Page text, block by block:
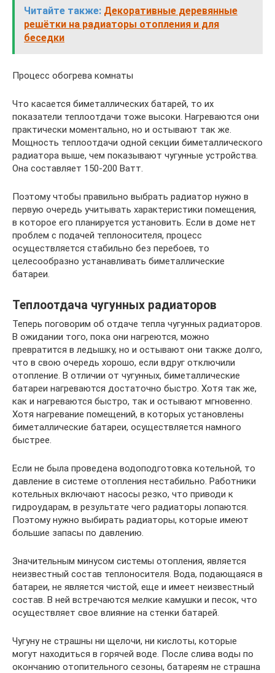
Читайте также: Декоративные деревянные
решётки на радиаторы отопления и для
беседки
Процесс обогрева комнаты
Что касается биметаллических батарей, то их
показатели теплоотдачи тоже высоки. Нагреваются они
практически моментально, но и остывают так же.
Мощность теплоотдачи одной секции биметаллического
радиатора выше, чем показывают чугунные устройства.
Она составляет 150-200 Ватт.
Поэтому чтобы правильно выбрать радиатор нужно в
первую очередь учитывать характеристики помещения,
в которое его планируется установить. Если в доме нет
проблем с подачей теплоносителя, процесс
осуществляется стабильно без перебоев, то
целесообразно устанавливать биметаллические
батареи.
Теплоотдача чугунных радиаторов
Теперь поговорим об отдаче тепла чугунных радиаторов.
В ожидании того, пока они нагреются, можно
превратится в ледышку, но и остывают они также долго,
что в свою очередь хорошо, если вдруг отключили
отопление. В отличии от чугунных, биметаллические
батареи нагреваются достаточно быстро. Хотя так же,
как и нагреваются быстро, так и остывают мгновенно.
Хотя нагревание помещений, в которых установлены
биметаллические батареи, осуществляется намного
быстрее.
Если не была проведена водоподготовка котельной, то
давление в системе отопления нестабильно. Работники
котельных включают насосы резко, что приводи к
гидроударам, в результате чего радиаторы лопаются.
Поэтому нужно выбирать радиаторы, которые имеют
большие запасы по давлению.
Значительным минусом системы отопления, является
неизвестный состав теплоносителя. Вода, подающаяся в
батареи, не является чистой, еще и имеет неизвестный
состав. В ней встречаются мелкие камушки и песок, что
осуществляет свое влияние на стенки батарей.
Чугуну не страшны ни щелочи, ни кислоты, которые
могут находиться в горячей воде. После слива воды по
окончанию отопительного сезоны, батареям не страшна